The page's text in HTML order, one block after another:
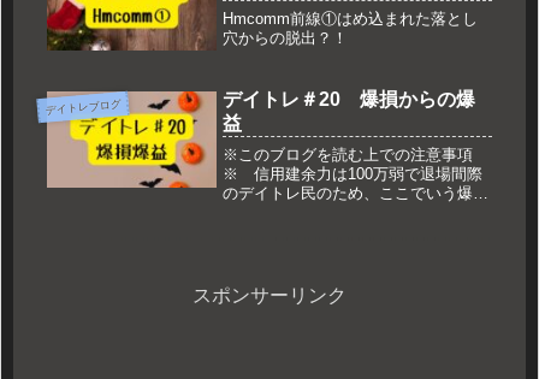
Hmcomm前線①はめ込まれた落とし
穴からの脱出？！
デイトレブログ
デイトレ＃20 爆損からの爆
益
※このブログを読む上での注意事項
※ 信用建余力は100万弱で退場間際
のデイトレ民のため、ここでいう爆損
スポンサーリンク